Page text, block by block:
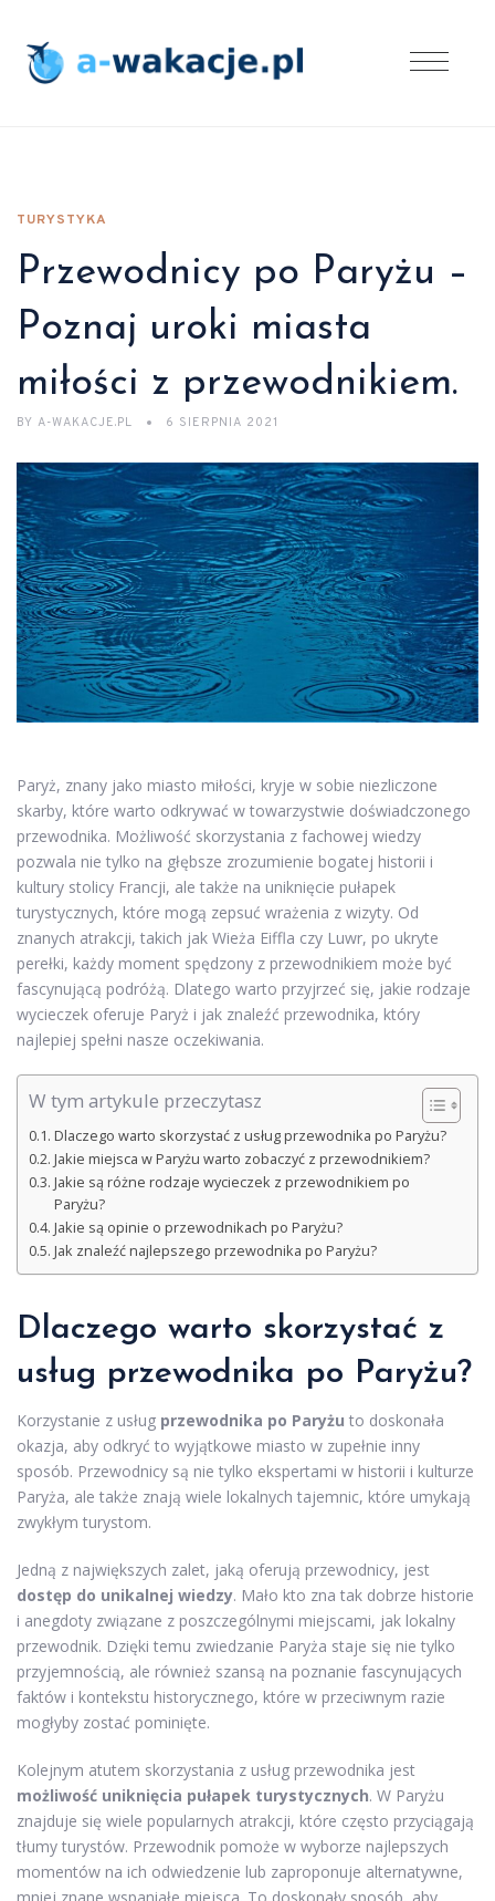
TURYSTYKA
Przewodnicy po Paryżu –
Poznaj uroki miasta
miłości z przewodnikiem.
BY A-WAKACJE.PL 6 SIERPNIA 2021
Paryż, znany jako miasto miłości, kryje w sobie niezliczone
skarby, które warto odkrywać w towarzystwie doświadczonego
przewodnika. Możliwość skorzystania z fachowej wiedzy
pozwala nie tylko na głębsze zrozumienie bogatej historii i
kultury stolicy Francji, ale także na uniknięcie pułapek
turystycznych, które mogą zepsuć wrażenia z wizyty. Od
znanych atrakcji, takich jak Wieża Eiffla czy Luwr, po ukryte
perełki, każdy moment spędzony z przewodnikiem może być
fascynującą podróżą. Dlatego warto przyjrzeć się, jakie rodzaje
wycieczek oferuje Paryż i jak znaleźć przewodnika, który
najlepiej spełni nasze oczekiwania.
W tym artykule przeczytasz
Dlaczego warto skorzystać z usług przewodnika po Paryżu?
Jakie miejsca w Paryżu warto zobaczyć z przewodnikiem?
Jakie są różne rodzaje wycieczek z przewodnikiem po
Paryżu?
Jakie są opinie o przewodnikach po Paryżu?
Jak znaleźć najlepszego przewodnika po Paryżu?
Dlaczego warto skorzystać z
usług przewodnika po Paryżu?
Korzystanie z usług przewodnika po Paryżu to doskonała
okazja, aby odkryć to wyjątkowe miasto w zupełnie inny
sposób. Przewodnicy są nie tylko ekspertami w historii i kulturze
Paryża, ale także znają wiele lokalnych tajemnic, które umykają
zwykłym turystom.
Jedną z największych zalet, jaką oferują przewodnicy, jest
dostęp do unikalnej wiedzy. Mało kto zna tak dobrze historie
i anegdoty związane z poszczególnymi miejscami, jak lokalny
przewodnik. Dzięki temu zwiedzanie Paryża staje się nie tylko
przyjemnością, ale również szansą na poznanie fascynujących
faktów i kontekstu historycznego, które w przeciwnym razie
mogłyby zostać pominięte.
Kolejnym atutem skorzystania z usług przewodnika jest
możliwość uniknięcia pułapek turystycznych. W Paryżu
znajduje się wiele popularnych atrakcji, które często przyciągają
tłumy turystów. Przewodnik pomoże w wyborze najlepszych
momentów na ich odwiedzenie lub zaproponuje alternatywne,